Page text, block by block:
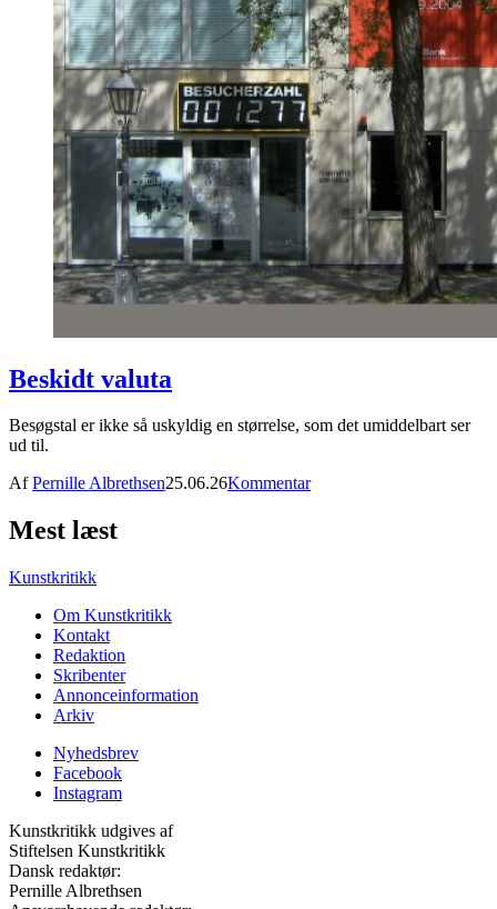
Beskidt valuta
Besøgstal er ikke så uskyldig en størrelse, som det umiddelbart ser
ud til.
AfPernille Albrethsen25.06.26Kommentar
Mest læst
Kunstkritikk
Om Kunstkritikk
Kontakt
Redaktion
Skribenter
Annonceinformation
Arkiv
Nyhedsbrev
Facebook
Instagram
Kunstkritikk udgives af
Stiftelsen Kunstkritikk
Dansk redaktør:
Pernille Albrethsen